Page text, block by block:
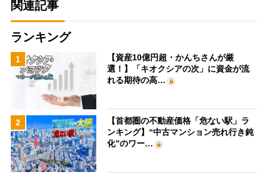
関連記事
ランキング
1
【資産10億円超・かんちさんが厳
選！】「キオクシアの次」に資金が流
れる期待の高…
2
【首都圏の不動産価格「危ない駅」ラ
ンキング】“中古マンション売れ行き鈍
化”のワー…